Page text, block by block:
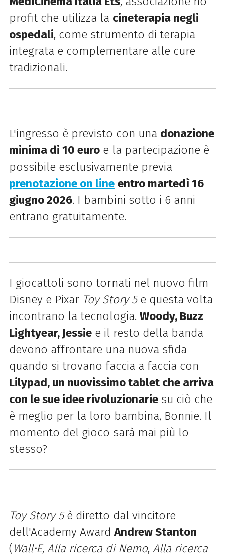
profit che utilizza la cineterapia negli
ospedali, come strumento di terapia
integrata e complementare alle cure
tradizionali.
L'ingresso è previsto con una donazione
minima di 10 euroe la partecipazione è
possibile esclusivamente previa
prenotazione on line entro martedì 16
giugno 2026. I bambini sotto i 6 anni
entrano gratuitamente.
I giocattoli sono tornati nel nuovo film
Disney e Pixar Toy Story 5e questa volta
incontrano la tecnologia. Woody, Buzz
Lightyear, Jessiee il resto della banda
devono affrontare una nuova sfida
quando si trovano faccia a faccia con
Lilypad, un nuovissimo tablet che arriva
con le sue idee rivoluzionariesu ciò che
è meglio per la loro bambina, Bonnie. Il
momento del gioco sarà mai più lo
stesso?
Toy Story 5è diretto dal vincitore
dell'Academy AwardAndrew Stanton
(Wall•E, Alla ricerca di Nemo, Alla ricerca